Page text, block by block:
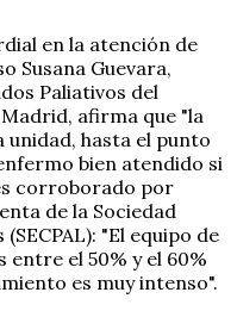
en la atención de
Susana Guevara,
Paliativos del
afirma que "la
hasta el punto
bien atendido si
corroborado por
de la Sociedad
"El equipo de
entre el 50% y el 60%
es muy intenso".